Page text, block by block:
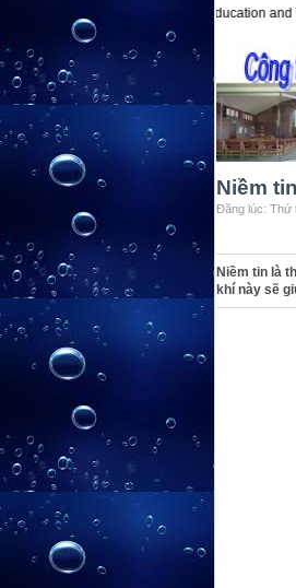
Hot keys: Education and Training
Niềm tin
Đăng lúc: Thứ
Niềm tin là
khí này sẽ